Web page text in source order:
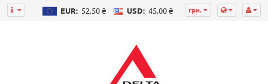
грн.
EUR: 52.50 ₴ USD: 45.00 ₴